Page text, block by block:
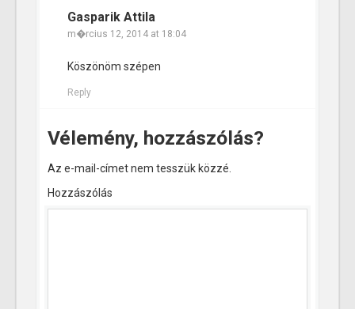
Gasparik Attila
m�rcius 12, 2014 at 18:04
Köszönöm szépen
Reply
Vélemény, hozzászólás?
Az e-mail-címet nem tesszük közzé.
Hozzászólás